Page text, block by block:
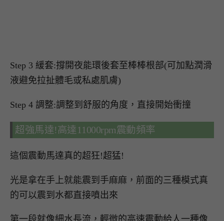
Step 3 緩套:撐開夜能環後套至棒棒根部(可加點潤滑
液避免拉扯體毛或私處肌膚)
Step 4 調整:調整到舒服的角度，直接開始衝撞
超強馬達!高達11000rpm震動頻率
這個震動馬達真的超狂!超猛!
光是拿在手上就能震到手麻麻，前面的三種模式真
的可以震到水都直接噴出來